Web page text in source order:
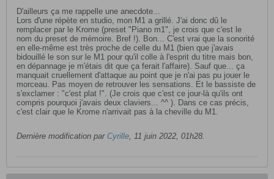
D'ailleurs ça me rappelle une anecdote...
Lors d'une répète en studio, mon M1 a grillé. J'ai donc dû le
remplacer par le Krome (preset "Piano m1", je crois que c'est le
nom du preset de mémoire. Bref !). Bon... C'est vrai que la sonorité
en elle-même est très proche de celle du M1 (bien que j'avais
bidouillé le son sur le M1 pour qu'il colle à l'esprit du titre mais bon,
en dépannage je m'étais dit que ça ferait l'affaire). Sauf que... ça
manquait cruellement d'attaque au point que je n'ai pas pu jouer le
morceau. Pas moyen de retrouver les sensations. Et le bassiste de
s'exclamer : "c'est plat !". (Je crois que c'est ce jour-là qu'ils ont
compris pourquoi j'avais deux claviers... ^^ ). Dans ce cas précis,
c'est clair que le Krome n'arrivait pas à la cheville du M1.
Dernière modification par Cyrille, 11 juin 2022, 01h28.